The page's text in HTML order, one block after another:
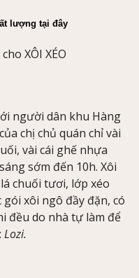
lượng tại đây
người dân khu Hàng
chị chủ quán chỉ vài
vài cái ghế nhựa
sớm đến 10h. Xôi
chuối tươi, lớp xéo
xôi ngô đầy đặn, có
đều do nhà tự làm để
Lozi.